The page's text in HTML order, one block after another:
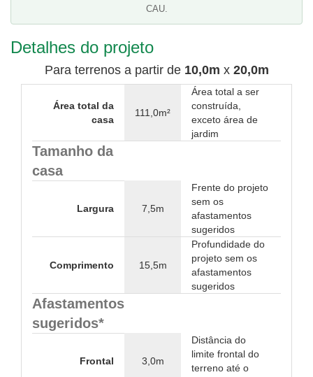
CAU.
Detalhes do projeto
Para terrenos a partir de 10,0m x 20,0m
Área total da
casa
111,0m²
Área total a ser
construída,
exceto área de
jardim
Tamanho da
casa
Largura 7,5m
Frente do projeto
sem os
afastamentos
sugeridos
Comprimento 15,5m
Profundidade do
projeto sem os
afastamentos
sugeridos
Afastamentos
sugeridos*
Frontal 3,0m
Distância do
limite frontal do
terreno até o